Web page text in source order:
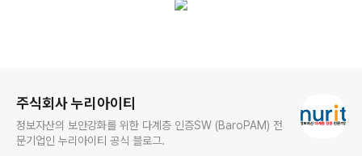
주식회사 누리아이티
정보자산의 보안강화를 위한 다계층 인증SW (BaroPAM) 전
문기업인 누리아이티 공식 블로그.